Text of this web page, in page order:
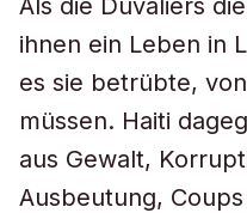
Als die Duvaliers
ihnen ein Leben in
es sie betrübte,
müssen. Haiti
aus Gewalt,
Ausbeutung,